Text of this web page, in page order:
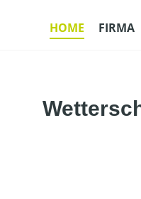
HOME FIRMA
Bildergalerie